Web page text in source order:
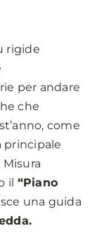
rigide
per andare
che
come
principale
il “Piano
una guida